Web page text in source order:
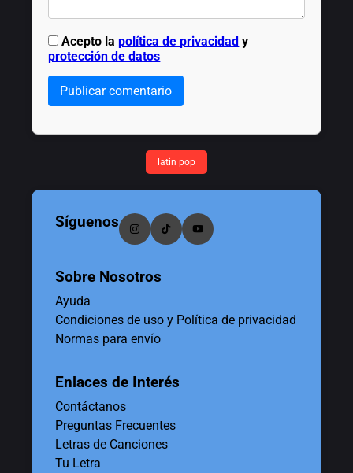
Acepto lapolítica de privacidad y
protección de datos
Publicar comentario
latin pop
Síguenos
Sobre Nosotros
Ayuda
Condiciones de uso y Política de privacidad
Normas para envío
Enlaces de Interés
Contáctanos
Preguntas Frecuentes
Letras de Canciones
Tu Letra